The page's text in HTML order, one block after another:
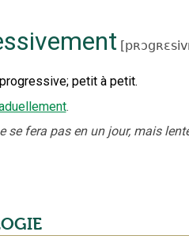
[
; petit à petit.
.
se fera pas en un jour, mais